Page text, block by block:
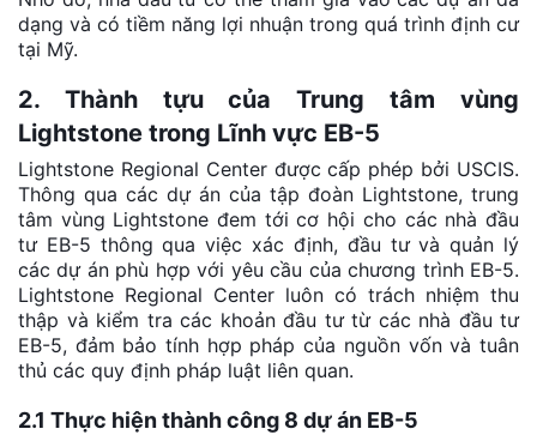
dạng và có tiềm năng lợi nhuận trong quá trình định cư
tại Mỹ.
2. Thành tựu của Trung tâm vùng
Lightstone trong Lĩnh vực EB-5
Lightstone Regional Center được cấp phép bởi USCIS.
Thông qua các dự án của tập đoàn Lightstone, trung
tâm vùng Lightstone đem tới cơ hội cho các nhà đầu
tư EB-5 thông qua việc xác định, đầu tư và quản lý
các dự án phù hợp với yêu cầu của chương trình EB-5.
Lightstone Regional Center luôn có trách nhiệm thu
thập và kiểm tra các khoản đầu tư từ các nhà đầu tư
EB-5, đảm bảo tính hợp pháp của nguồn vốn và tuân
thủ các quy định pháp luật liên quan.
2.1 Thực hiện thành công 8 dự án EB-5